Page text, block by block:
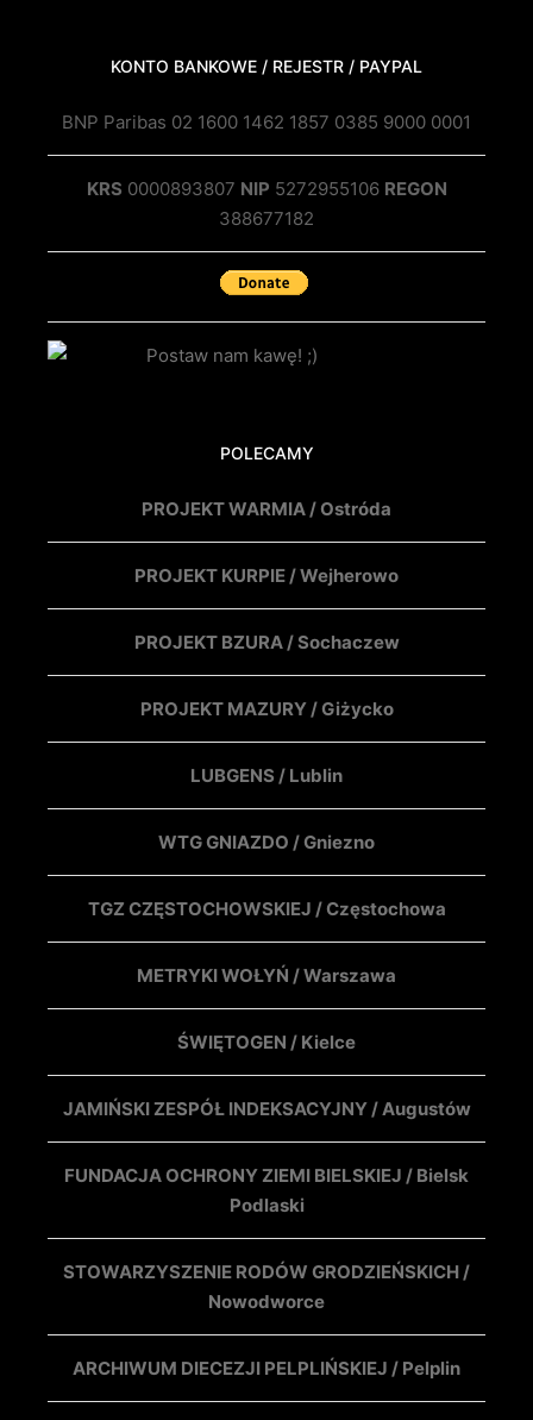
KONTO BANKOWE / REJESTR / PAYPAL
BNP Paribas 02 1600 1462 1857 0385 9000 0001
KRS 0000893807 NIP 5272955106 REGON
388677182
POLECAMY
PROJEKT WARMIA / Ostróda
PROJEKT KURPIE / Wejherowo
PROJEKT BZURA / Sochaczew
PROJEKT MAZURY / Giżycko
LUBGENS / Lublin
WTG GNIAZDO / Gniezno
TGZ CZĘSTOCHOWSKIEJ / Częstochowa
METRYKI WOŁYŃ / Warszawa
ŚWIĘTOGEN / Kielce
JAMIŃSKI ZESPÓŁ INDEKSACYJNY / Augustów
FUNDACJA OCHRONY ZIEMI BIELSKIEJ / Bielsk
Podlaski
STOWARZYSZENIE RODÓW GRODZIEŃSKICH /
Nowodworce
ARCHIWUM DIECEZJI PELPLIŃSKIEJ / Pelplin